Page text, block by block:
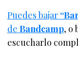
Puedes bajar
deBandcamp, o
escucharlo